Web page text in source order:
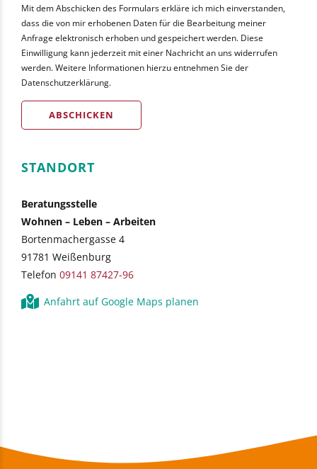
Mit dem Abschicken des Formulars erkläre ich mich einverstanden,
dass die von mir erhobenen Daten für die Bearbeitung meiner
Anfrage elektronisch erhoben und gespeichert werden. Diese
Einwilligung kann jederzeit mit einer Nachricht an uns widerrufen
werden. Weitere Informationen hierzu entnehmen Sie der
Datenschutzerklärung.
STANDORT
Beratungsstelle
Wohnen – Leben – Arbeiten
Bortenmachergasse 4
91781 Weißenburg
Telefon 09141 87427-96
Anfahrt auf Google Maps planen